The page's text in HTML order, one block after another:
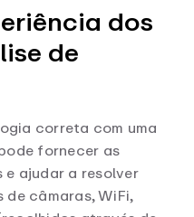
dos
de
correta com uma
fornecer as
ajudar a resolver
câmaras, WiFi,